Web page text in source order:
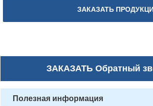
ЗАКАЗАТЬ
ЗАКАЗАТЬОбратный
Полезная информация